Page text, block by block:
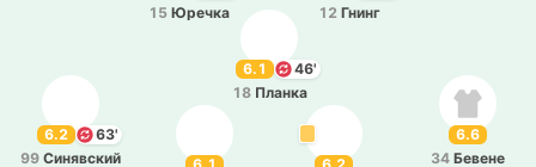
6.2
63'
99 Си­ня­вский
6.1
46'
18 Планка
6.6
34 Бевене
12 Гнинг
15 Юречка